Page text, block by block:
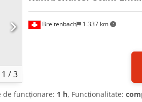
m² HC22 (schimbător de căldură cu
sunt disponibile la cerere.
încărcarea pe camion sunt organizate
profesională de înalt nivel.
Suntem bucuroși să vă ajutăm.
1 /3
Breitenbach 1.337 km
de funcționare: 1 h, Funcționalitate: